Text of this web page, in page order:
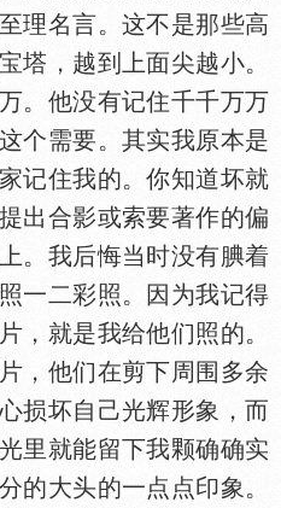
理名言。这不是那些高
塔，越到上面尖越小。
。他没有记住千千万万
个需要。其实我原本是
记住我的。你知道坏就
出合影或索要著作的偏
。我后悔当时没有腆着
一二彩照。因为我记得
，就是我给他们照的。
，他们在剪下周围多余
损坏自己光辉形象，而
里就能留下我颗确确实
的大头的一点点印象。